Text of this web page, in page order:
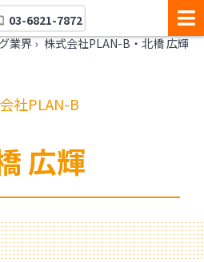
03-6821-7872
業界 › 株式会社PLAN-B・北橋 広輝
社PLAN-B
広輝